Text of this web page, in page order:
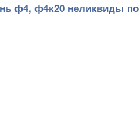
ф4, ф4к20 неликвиды по